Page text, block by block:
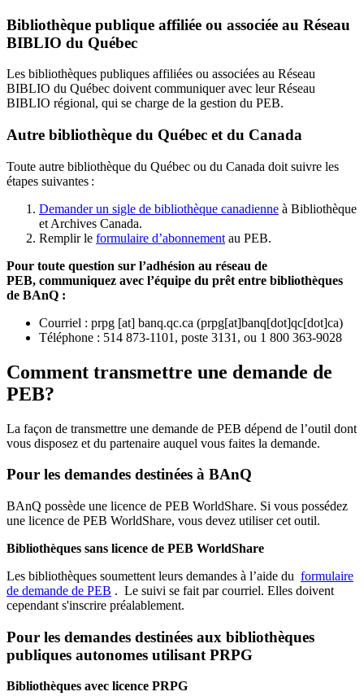
Bibliothèque publique affiliée ou associée au Réseau
BIBLIO du Québec
Les bibliothèques publiques affiliées ou associées au Réseau
BIBLIO du Québec doivent communiquer avec leur Réseau
BIBLIO régional, qui se charge de la gestion du PEB.
Autre bibliothèque du Québec et du Canada
Toute autre bibliothèque du Québec ou du Canada doit suivre les
étapes suivantes :
Demander un sigle de bibliothèque canadienne à Bibliothèque
et Archives Canada.
Remplir le formulaire d’abonnement au PEB.
Pour toute question sur l’adhésion au réseau de
PEB, communiquez avec l’équipe du prêt entre bibliothèques
de BAnQ :
Courriel : prpg [at] banq.qc.ca (prpg[at]banq[dot]qc[dot]ca)
Téléphone : 514 873-1101, poste 3131, ou 1 800 363-9028
Comment transmettre une demande de
PEB?
La façon de transmettre une demande de PEB dépend de l’outil dont
vous disposez et du partenaire auquel vous faites la demande.
Pour les demandes destinées à BAnQ
BAnQ possède une licence de PEB WorldShare. Si vous possédez
une licence de PEB WorldShare, vous devez utiliser cet outil.
Bibliothèques sans licence de PEB WorldShare
Les bibliothèques soumettent leurs demandes à l’aide du formulaire
de demande de PEB . Le suivi se fait par courriel. Elles doivent
cependant s'inscrire préalablement.
Pour les demandes destinées aux bibliothèques
publiques autonomes utilisant PRPG
Bibliothèques avec licence PRPG